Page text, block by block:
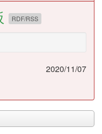
RDF/RSS
2020/11/07